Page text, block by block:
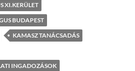
XI.KERÜLET
BUDAPEST
KAMASZ TANÁCSADÁS
INGADOZÁSOK